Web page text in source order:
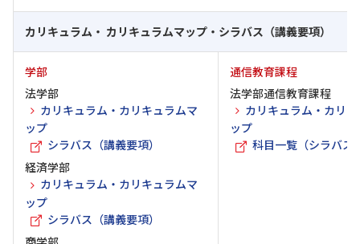
カリキュラム・ カリキュラムマップ・シラバス（講義要項）
学部
法学部
カリキュラム・カリキュラムマ
ップ
シラバス（講義要項）
経済学部
カリキュラム・カリキュラムマ
ップ
シラバス（講義要項）
通信教育課程
法学部通信教育課程
カリキュラム・カリ
ップ
科目一覧（シラバス